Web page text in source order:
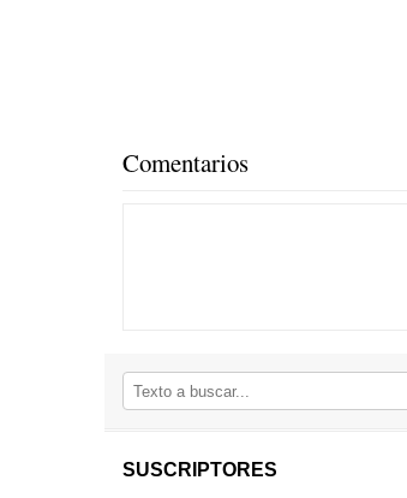
Comentarios
SUSCRIPTORES